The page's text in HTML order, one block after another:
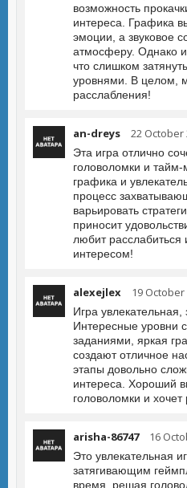
возможность
интереса. Графика
эмоции, а звуковое
атмосферу. Однако
что слишком
уровнями. В целом,
расслабления!
an-dreys 22 October
Эта игра отлично
головоломки и
графика и
процесс
варьировать
приносит
любит расслабиться
интересом!
alexejlex 19 October
Игра увлекательная,
Интересные уровни
заданиями, яркая
создают отличное
этапы довольно
интереса. Хороший
головоломки и хочет
arisha-86747 16
Это увлекательная
затягивающим
время, решая